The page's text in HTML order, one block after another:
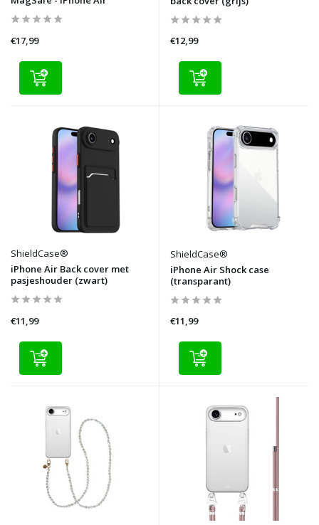
€17,99 €12,99
ShieldCase®
iPhone Air Back cover met
pasjeshouder (zwart)
€11,99
ShieldCase®
iPhone Air Shock case
(transparant)
€11,99